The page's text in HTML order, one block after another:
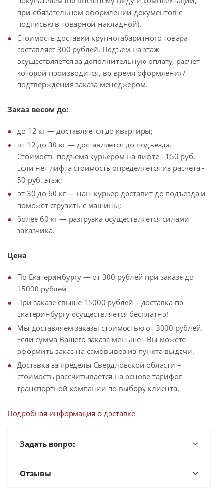
при обязательном оформлении документов с
подписью в товарной накладной).
Стоимость доставки крупногабаритного товара
составляет 300 рублей. Подъем на этаж
осуществляется за дополнительную оплату, расчет
которой производится, во время оформления/
подтверждения заказа менеджером.
Заказ весом до:
до 12 кг — доставляется до квартиры;
от 12 до 30 кг — доставляется до подъезда.
Стоимость подъема курьером на лифте - 150 руб.
Если нет лифта стоимость определяется из расчета -
50 руб. этаж;
от 30 до 60 кг — наш курьер доставит до подъезда и
поможет сгрузить с машины;
более 60 кг — разгрузка осуществляется силами
заказчика.
Цена
По Екатеринбургу — от 300 рублей при заказе до
15000 рублей
При заказе свыше 15000 рублей – доставка по
Екатеринбургу осуществляется бесплатно!
Мы доставляем заказы стоимостью от 3000 рублей.
Если сумма Вашего заказа меньше - Вы можете
оформить заказ на самовывоз из пункта выдачи.
Доставка за пределы Свердловской области –
стоимость рассчитывается на основе тарифов
транспортной компании по выбору клиента.
Подробная информация о доставке
Задать вопрос
Отзывы